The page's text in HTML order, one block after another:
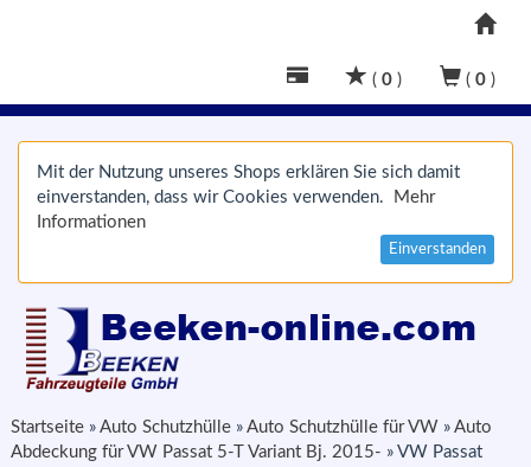
( 0 ) ( 0 )
Mit der Nutzung unseres Shops erklären Sie sich damit
einverstanden, dass wir Cookies verwenden.
Mehr
Informationen
Einverstanden
Startseite » Auto Schutzhülle » Auto Schutzhülle für VW » Auto
Abdeckung für VW Passat 5-T Variant Bj. 2015- » VW Passat